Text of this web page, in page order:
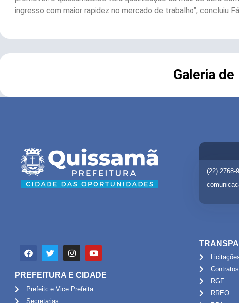
ingresso com maior rapidez no mercado de trabalho”, concluiu
Galeria de
(22) 2768-
PREFEITURA E CIDADE
Prefeito e Vice Prefeita
Secretarias
Licitações
Contratos
RGF
RREO